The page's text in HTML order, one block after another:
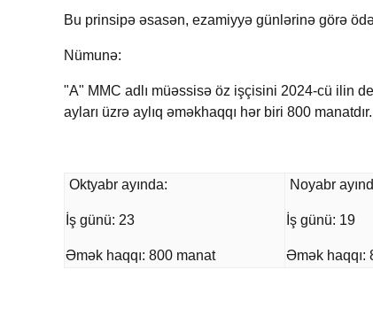
Bu prinsipə əsasən, ezamiyyə günlərinə görə
Nümunə:
"A" MMC adlı müəssisə öz işçisini 2024-cü ilin
ayları üzrə aylıq əməkhaqqı hər biri 800
Oktyabr ayında:
İş günü: 23
Əmək haqqı: 800 manat
Noyabr
İş günü: 19
Əmək haqqı: